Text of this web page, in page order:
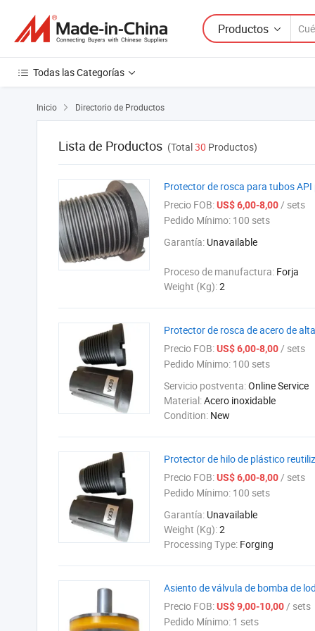
Productos
Todas las Categorías
Inicio  Directorio de Productos
Lista de Productos (Total30 Productos)
Protector de rosca para tubos
Precio FOB:US$ 6,00-8,00/ sets
Pedido Mínimo: 100 sets
Garantía: Unavailable
Proceso de manufactura: Forja
Weight (Kg):2
Protector de rosca de acero de
Precio FOB:US$ 6,00-8,00/ sets
Pedido Mínimo: 100 sets
Servicio postventa:Online Service
Material:Acero inoxidable
Condition: New
Protector de hilo de plástico
Precio FOB:US$ 6,00-8,00/ sets
Pedido Mínimo: 100 sets
Garantía: Unavailable
Weight (Kg):2
Processing Type: Forging
Asiento de válvula de bomba de
Precio FOB:US$ 9,00-10,00/ sets
Pedido Mínimo: 1 sets